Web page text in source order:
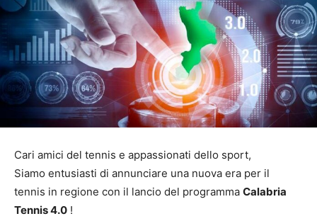
Cari amici del tennis e appassionati dello sport,
Siamo entusiasti di annunciare una nuova era per il
tennis in regione con il lancio del programma Calabria
Tennis 4.0 !